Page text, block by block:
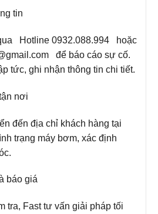
tin
Hotline 0932.088.994 hoặc
để báo cáo sự cố.
tức, ghi nhận thông tin chi tiết.
nơi
đến địa chỉ khách hàng tại
trạng máy bơm, xác định
báo giá
tra, Fast tư vấn giải pháp tối